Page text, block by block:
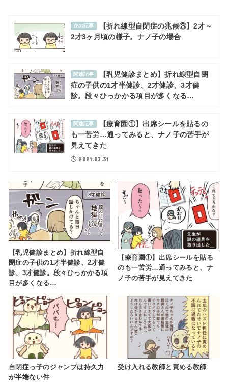
次の記事
【折れ線型自閉症の兆候③】2才～
2才3ヶ月頃の様子。ナノ子の場合
関連記事
【乳児健診まとめ】折れ線型自閉
症の子供の1才半健診、2才健診、3才健
診。段々ひっかかる項目が多くなる…
関連記事
【療育園①】出席シールを貼るの
も一苦労…通ってみると、ナノ子の苦手が
見えてきた
2021.03.31
【乳児健診まとめ】折れ線型自
閉症の子供の1才半健診、2才健
診、3才健診。段々ひっかかる項
目が多くなる…
【療育園①】出席シールを貼る
のも一苦労…通ってみると、ナ
ノ子の苦手が見えてきた
自閉症っ子のジャンプは持久力
が半端ない件
受け入れる教師と責める教師